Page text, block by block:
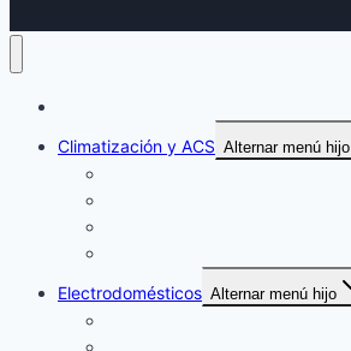
Climatización y ACS Alternar menú hijo
Electrodomésticos Alternar menú hijo